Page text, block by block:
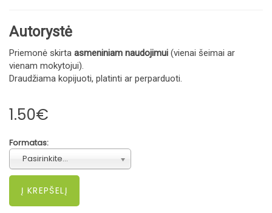
Autorystė
Priemonė skirta asmeniniam naudojimui (vienai šeimai ar
vienam mokytojui).
Draudžiama kopijuoti, platinti ar perparduoti.
1.50€
Formatas:
Pasirinkite...